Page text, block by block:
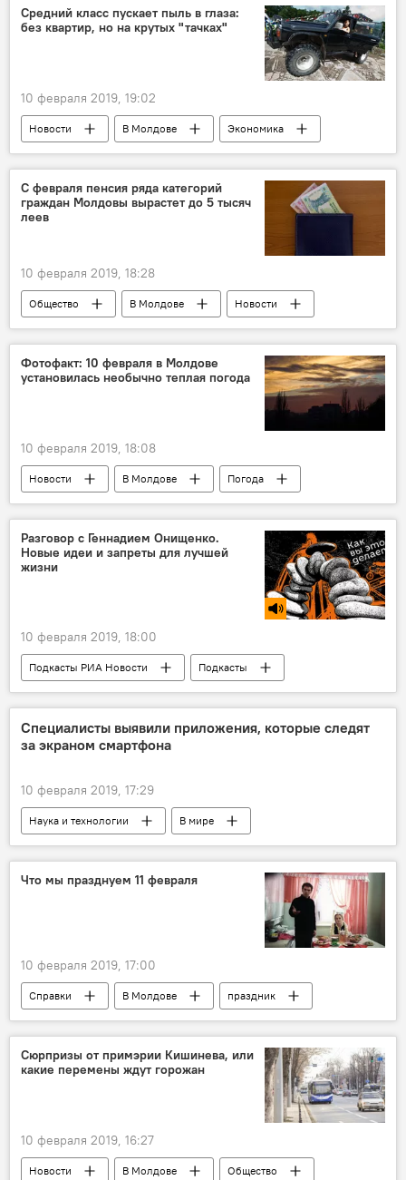
кризис
золото
эксперт
золотой запас
ликвидность
Средний класс пускает пыль в глаза:
без квартир, но на крутых "тачках"
10 февраля 2019, 19:02
Новости В Молдове
Экономика
Кишинев
Республика Молдова
Владимир Блажко
экономика
потребление
средний класс траты
С февраля пенсия ряда категорий
граждан Молдовы вырастет до 5 тысяч
леев
10 февраля 2019, 18:28
Общество В Молдове Новости
Фотофакт: 10 февраля в Молдове
установилась необычно теплая погода
10 февраля 2019, 18:08
Новости В Молдове
Погода
Общество
Разговор с Геннадием Онищенко.
Новые идеи и запреты для лучшей
жизни
10 февраля 2019, 18:00
Подкасты РИА Новости
Подкасты
Общество
В мире
Новости
Подкасты
Специалисты выявили приложения, которые следят
за экраном смартфона
10 февраля 2019, 17:29
Наука и технологии
В мире
Новости
Что мы празднуем 11 февраля
10 февраля 2019, 17:00
Справки В Молдове
праздник
дата
события
календарь
Календарь событий: история далекая и близкая
В мире
Общество
Сюрпризы от примэрии Кишинева, или
какие перемены ждут горожан
10 февраля 2019, 16:27
Новости В Молдове Общество